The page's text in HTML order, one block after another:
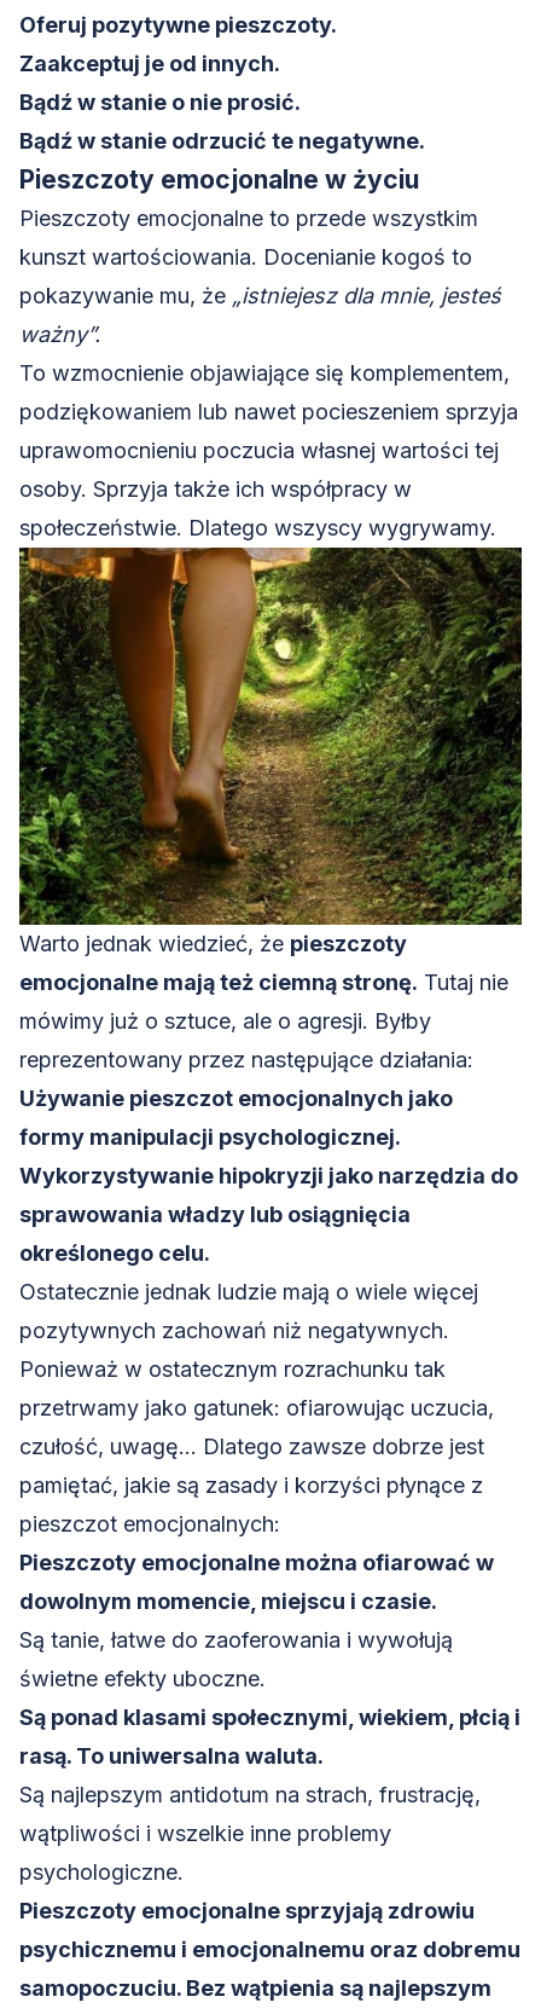
Oferuj pozytywne pieszczoty.
Zaakceptuj je od innych.
Bądź w stanie o nie prosić.
Bądź w stanie odrzucić te negatywne.
Pieszczoty emocjonalne w życiu
Pieszczoty emocjonalne to przede wszystkim
kunszt wartościowania. Docenianie kogoś to
pokazywanie mu, że „istniejesz dla mnie, jesteś
ważny”.
To wzmocnienie objawiające się komplementem,
podziękowaniem lub nawet pocieszeniem sprzyja
uprawomocnieniu poczucia własnej wartości tej
osoby. Sprzyja także ich współpracy w
społeczeństwie. Dlatego wszyscy wygrywamy.
Warto jednak wiedzieć, że pieszczoty
emocjonalne mają też ciemną stronę. Tutaj nie
mówimy już o sztuce, ale o agresji. Byłby
reprezentowany przez następujące działania:
Używanie pieszczot emocjonalnych jako
formy manipulacji psychologicznej.
Wykorzystywanie hipokryzji jako narzędzia do
sprawowania władzy lub osiągnięcia
określonego celu.
Ostatecznie jednak ludzie mają o wiele więcej
pozytywnych zachowań niż negatywnych.
Ponieważ w ostatecznym rozrachunku tak
przetrwamy jako gatunek: ofiarowując uczucia,
czułość, uwagę… Dlatego zawsze dobrze jest
pamiętać, jakie są zasady i korzyści płynące z
pieszczot emocjonalnych:
Pieszczoty emocjonalne można ofiarować w
dowolnym momencie, miejscu i czasie.
Są tanie, łatwe do zaoferowania i wywołują
świetne efekty uboczne.
Są ponad klasami społecznymi, wiekiem, płcią i
rasą. To uniwersalna waluta.
Są najlepszym antidotum na strach, frustrację,
wątpliwości i wszelkie inne problemy
psychologiczne.
Pieszczoty emocjonalne sprzyjają zdrowiu
psychicznemu i emocjonalnemu oraz dobremu
samopoczuciu. Bez wątpienia są najlepszym